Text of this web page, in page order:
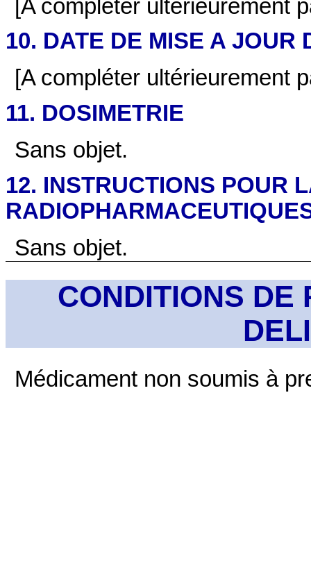
[A compléter ultérieurement
10. DATE DE MISE A JOUR
[A compléter ultérieurement
11. DOSIMETRIE
Sans objet.
12. INSTRUCTIONS POUR
Sans objet.
CONDITIONS DE
Médicament non soumis à